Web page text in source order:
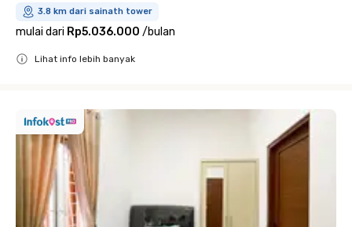
3.8 km dari sainath tower
mulai dari Rp5.036.000 /bulan
Lihat info lebih banyak